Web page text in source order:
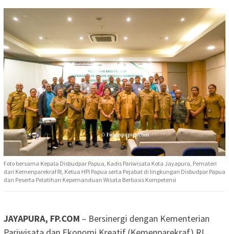
Foto bersama Kepala Disbudpar Papua, Kadis Pariwisata Kota Jayapura, Pemateri
dari Kemenparekraf RI, Ketua HPI Papua serta Pejabat di lingkungan Disbudpar Papua
dan Peserta Pelatihan Kepemanduan Wisata Berbasis Kompetensi
JAYAPURA, FP.COM – Bersinergi dengan Kementerian